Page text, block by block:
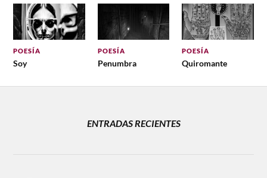
POESÍA
Soy
POESÍA
Penumbra
POESÍA
Quiromante
ENTRADAS RECIENTES